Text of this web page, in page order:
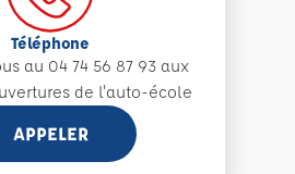
Téléphone
au 04 74 56 87 93 aux
de l'auto-école
APPELER